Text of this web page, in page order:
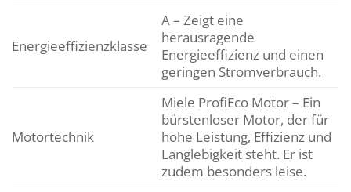
Energieeffizienzklasse
A – Zeigt eine
herausragende
Energieeffizienz und einen
geringen Stromverbrauch.
Motortechnik
Miele ProfiEco Motor – Ein
bürstenloser Motor, der für
hohe Leistung, Effizienz und
Langlebigkeit steht. Er ist
zudem besonders leise.